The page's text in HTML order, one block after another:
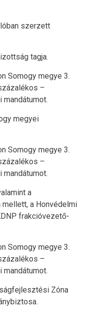
szerzett
tagja.
Somogy megye 3.
–
megyei
Somogy megye 3.
–
a
a Honvédelmi
frakcióvezető-
Somogy megye 3.
–
Zóna